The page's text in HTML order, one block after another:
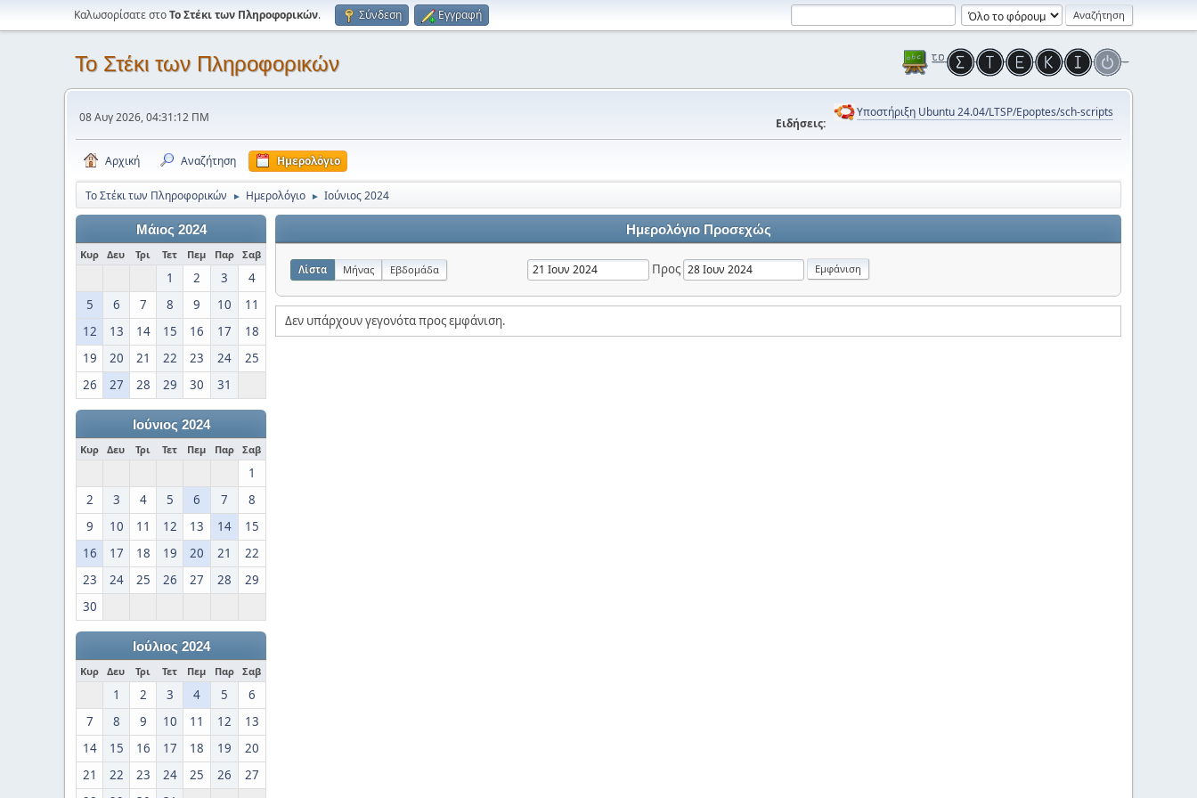
Καλωσορίσατε στοΤο Στέκι των Πληροφορικών. Σύνδεση Εγγραφή
Το Στέκι των Πληροφορικών
08 Αυγ 2026, 04:31:12 ΠΜ Ειδήσεις:
Υποστήριξη Ubuntu 24.04/LTSP/Epoptes/sch-scripts
Αρχική Αναζήτηση Ημερολόγιο
Το Στέκι των Πληροφορικών ► Ημερολόγιο ► Ιούνιος 2024
Μάιος 2024
Κυρ Δευ Τρι Τετ Πεμ Παρ Σαβ
1 2 3
4
5
6 7 8 9 10
11
12
13 14 15 16 17
18
19
20 21 22 23 24
25
26
27 28 29 30 31
Ιούνιος 2024
Κυρ Δευ Τρι Τετ Πεμ Παρ Σαβ
1
2
3 4 5 6 7
8
9
10 11 12 13 14
15
16
17 18 19 20 21
22
23
24 25 26 27 28
29
30
Ιούλιος 2024
Κυρ Δευ Τρι Τετ Πεμ Παρ Σαβ
1 2 3 4 5
6
7
8 9 10 11 12
13
14
15 16 17 18 19
20
21
22 23 24 25 26
27
Ημερολόγιο Προσεχώς
Λίστα Μήνας Εβδομάδα Προς
Δεν υπάρχουν γεγονότα προς εμφάνιση.